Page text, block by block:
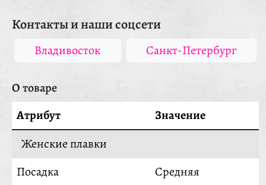
Контакты и наши соцсети
Владивосток Санкт-Петербург
О товаре
Атрибут
Значение
Женские плавки
Посадка
Средняя